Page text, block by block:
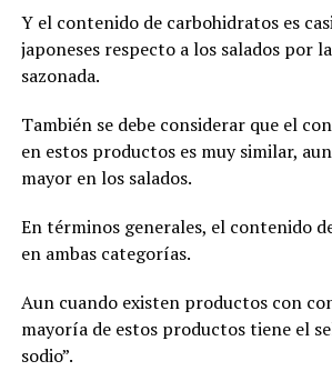
Y el contenido de carbohidratos es
japoneses respecto a los salados por
sazonada.
También se debe considerar que el
en estos productos es muy similar,
mayor en los salados.
En términos generales, el contenido
en ambas categorías.
Aun cuando existen productos con
mayoría de estos productos tiene el
sodio”.